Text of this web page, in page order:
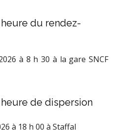
du rendez-
à 8 h 30 à la gare SNCF
de dispersion
à 18 h 00 à Staffal